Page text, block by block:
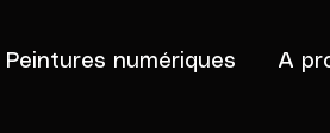
Peintures numériques A